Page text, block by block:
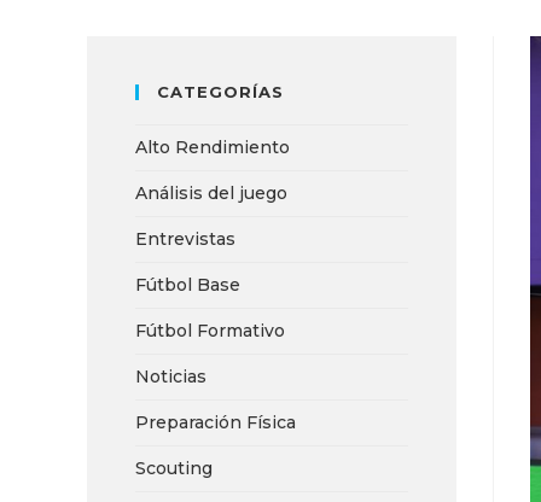
CATEGORÍAS
Alto Rendimiento
Análisis del juego
Entrevistas
Fútbol Base
Fútbol Formativo
Noticias
Preparación Física
Scouting